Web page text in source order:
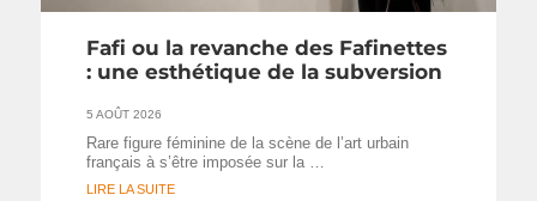
Fafi ou la revanche des Fafinettes
: une esthétique de la subversion
5 AOÛT 2026
Rare figure féminine de la scène de l’art urbain
français à s’être imposée sur la …
LIRE LA SUITE